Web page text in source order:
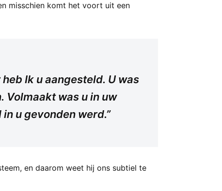
misschien komt het voort uit een
Ik u aangesteld. U was
Volmaakt was u in uw
u gevonden werd.”
en daarom weet hij ons subtiel te